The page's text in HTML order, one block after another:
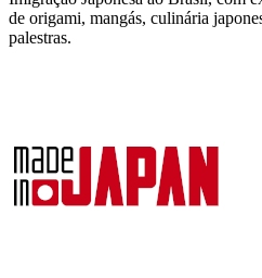
de origami, mangás, culinária
palestras.